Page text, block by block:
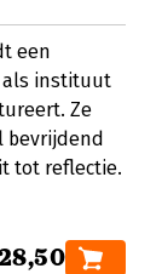
een
als instituut
Ze
bevrijdend
tot reflectie.